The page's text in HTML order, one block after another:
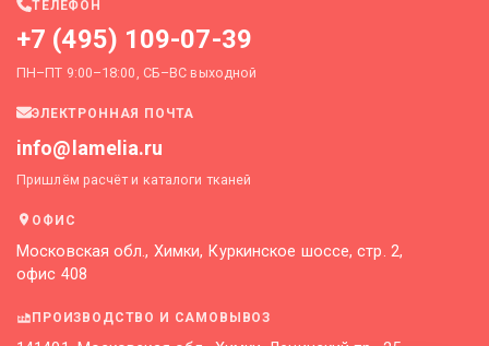
ТЕЛЕФОН
+7 (495) 109-07-39
ПН–ПТ 9:00–18:00, СБ–ВС выходной
ЭЛЕКТРОННАЯ ПОЧТА
info@lamelia.ru
Пришлём расчёт и каталоги тканей
ОФИС
Московская обл., Химки, Куркинское шоссе, стр. 2,
офис 408
ПРОИЗВОДСТВО И САМОВЫВОЗ